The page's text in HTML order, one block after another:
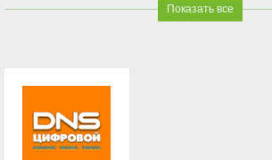
Показать все